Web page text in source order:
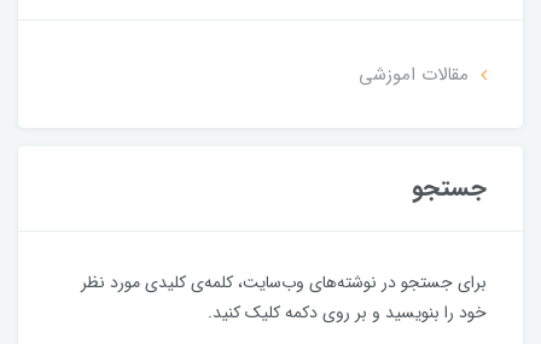
مقالات اموزشی
جستجو
برای جستجو در نوشته‌های وب‌سایت، کلمه‌ی کلیدی مورد نظر
خود را بنویسید و بر روی دکمه کلیک کنید.